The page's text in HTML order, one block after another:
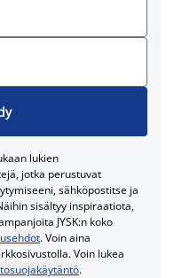
lukien
jotka perustuvat
sähköpostitse ja
sisältyy inspiraatiota,
JYSK:n koko
. Voin aina
Voin lukea
.